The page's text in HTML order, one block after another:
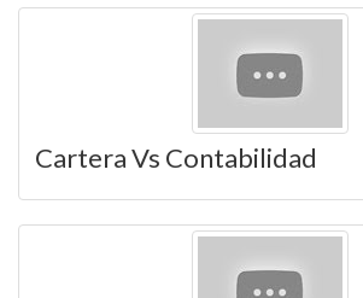
Cartera Vs Contabilidad